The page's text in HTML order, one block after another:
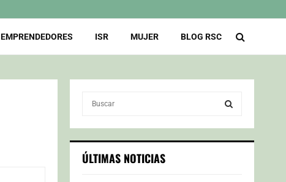
EMPRENDEDORES ISR MUJER BLOG RSC
c
h
S
ÚLTIMAS NOTICIAS